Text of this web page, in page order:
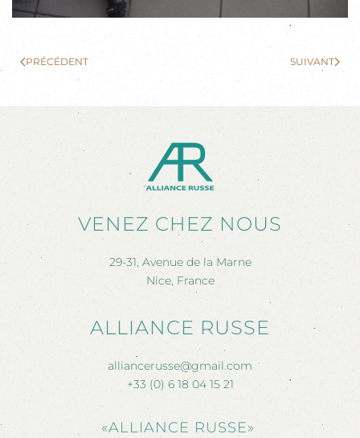
PRÉCÉDENT SUIVANT
VENEZ CHEZ NOUS
29-31, Avenue de la Marne
Nice, France
ALLIANCE RUSSE
alliancerusse@gmail.com
+33 (0) 6 18 04 15 21
«ALLIANCE RUSSE»